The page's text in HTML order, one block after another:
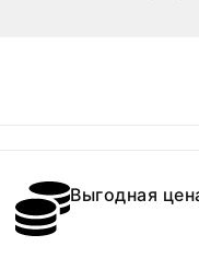
Выгодная